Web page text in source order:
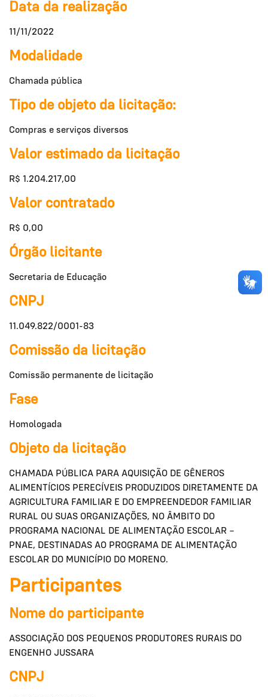
Data da realização
11/11/2022
Modalidade
Chamada pública
Tipo de objeto da licitação:
Compras e serviços diversos
Valor estimado da licitação
R$ 1.204.217,00
Valor contratado
R$ 0,00
Órgão licitante
Secretaria de Educação
CNPJ
11.049.822/0001-83
Comissão da licitação
Comissão permanente de licitação
Fase
Homologada
Objeto da licitação
CHAMADA PÚBLICA PARA AQUISIÇÃO DE GÊNEROS
ALIMENTÍCIOS PERECÍVEIS PRODUZIDOS DIRETAMENTE DA
AGRICULTURA FAMILIAR E DO EMPREENDEDOR FAMILIAR
RURAL OU SUAS ORGANIZAÇÕES, NO ÂMBITO DO
PROGRAMA NACIONAL DE ALIMENTAÇÃO ESCOLAR –
PNAE, DESTINADAS AO PROGRAMA DE ALIMENTAÇÃO
ESCOLAR DO MUNICÍPIO DO MORENO.
Participantes
Nome do participante
ASSOCIAÇÃO DOS PEQUENOS PRODUTORES RURAIS DO
ENGENHO JUSSARA
CNPJ